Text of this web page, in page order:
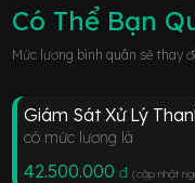
Có Thể Bạn
Mức lương bình quân sẽ thay
Giám Sát Xử Lý
có mức lương là
42.500.000 đ (cập nhật